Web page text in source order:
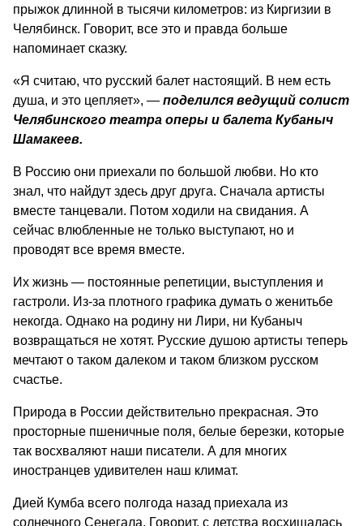
прыжок длинной в тысячи километров: из Киргизии в
Челябинск. Говорит, все это и правда больше
напоминает сказку.
«Я считаю, что русский балет настоящий. В нем есть
душа, и это цепляет», ― поделился ведущий солист
Челябинского театра оперы и балета Кубаныч
Шамакеев.
В Россию они приехали по большой любви. Но кто
знал, что найдут здесь друг друга. Сначала артисты
вместе танцевали. Потом ходили на свидания. А
сейчас влюбленные не только выступают, но и
проводят все время вместе.
Их жизнь ― постоянные репетиции, выступления и
гастроли. Из-за плотного графика думать о женитьбе
некогда. Однако на родину ни Лири, ни Кубаныч
возвращаться не хотят. Русские душою артисты теперь
мечтают о таком далеком и таком близком русском
счастье.
Природа в России действительно прекрасная. Это
просторные пшеничные поля, белые березки, которые
так восхваляют наши писатели. А для многих
иностранцев удивителен наш климат.
Дией Кумба всего полгода назад приехала из
солнечного Сенегала. Говорит, с детства восхищалась